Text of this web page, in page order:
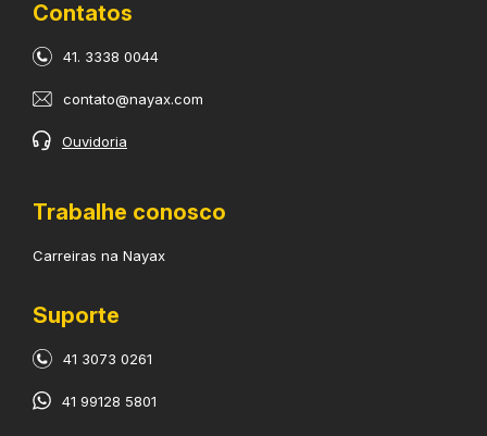
Contatos
41. 3338 0044
contato@nayax.com
Ouvidoria
Trabalhe conosco
Carreiras na Nayax
Suporte
41 3073 0261
41 99128 5801